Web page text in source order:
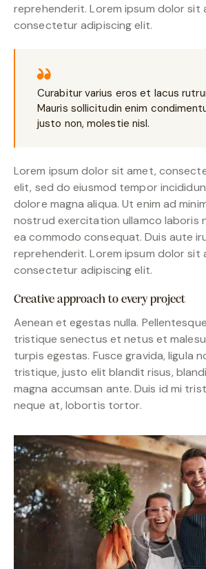
reprehenderit. Lorem ipsum dolor sit
consectetur adipiscing elit.
Curabitur varius eros et lacus
Mauris sollicitudin enim
justo non, molestie nisl.
Lorem ipsum dolor sit amet,
elit, sed do eiusmod tempor
dolore magna aliqua. Ut enim ad
nostrud exercitation ullamco laboris
ea commodo consequat. Duis aute
reprehenderit. Lorem ipsum dolor sit
consectetur adipiscing elit.
Creative approach to every project
Aenean et egestas nulla.
tristique senectus et netus et
turpis egestas. Fusce gravida, ligula
tristique, justo elit blandit risus,
magna accumsan ante. Duis id mi
neque at, lobortis tortor.